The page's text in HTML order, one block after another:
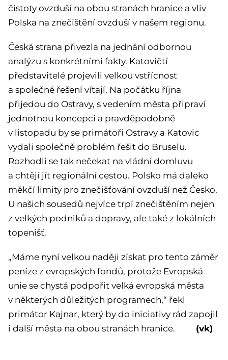
čistoty ovzduší na obou stranách hranice a vliv
Polska na znečištění ovzduší v našem regionu.
Česká strana přivezla na jednání odbornou
analýzu s konkrétními fakty. Katovičtí
představitelé projevili velkou vstřícnost
a společné řešení vítají. Na počátku října
přijedou do Ostravy, s vedením města připraví
jednotnou koncepci a pravděpodobně
v listopadu by se primátoři Ostravy a Katovic
vydali společně problém řešit do Bruselu.
Rozhodli se tak nečekat na vládní domluvu
a chtějí jít regionální cestou. Polsko má daleko
měkčí limity pro znečišťování ovzduší než Česko.
U našich sousedů nejvíce trpí znečištěním nejen
z velkých podniků a dopravy, ale také z lokálních
topenišť.
„Máme nyní velkou naději získat pro tento záměr
peníze z evropských fondů, protože Evropská
unie se chystá podpořit velká evropská města
v některých důležitých programech,“ řekl
primátor Kajnar, který by do iniciativy rád zapojil
i další města na obou stranách hranice.
(vk)